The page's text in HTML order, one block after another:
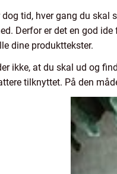
dog tid, hver gang du skal
Derfor er det en god
dine produkttekster.
ikke, at du skal ud og
tilknyttet. På den